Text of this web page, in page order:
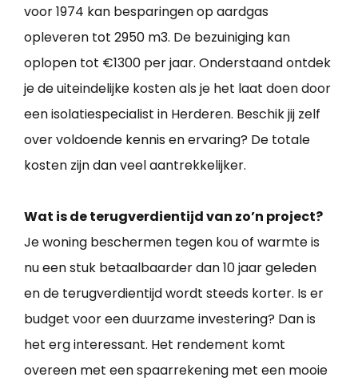
voor 1974 kan besparingen op aardgas
opleveren tot 2950 m3. De bezuiniging kan
oplopen tot €1300 per jaar. Onderstaand ontdek
je de uiteindelijke kosten als je het laat doen door
een isolatiespecialist in Herderen. Beschik jij zelf
over voldoende kennis en ervaring? De totale
kosten zijn dan veel aantrekkelijker.
Wat is de terugverdientijd van zo’n project?
Je woning beschermen tegen kou of warmte is
nu een stuk betaalbaarder dan 10 jaar geleden
en de terugverdientijd wordt steeds korter. Is er
budget voor een duurzame investering? Dan is
het erg interessant. Het rendement komt
overeen met een spaarrekening met een mooie